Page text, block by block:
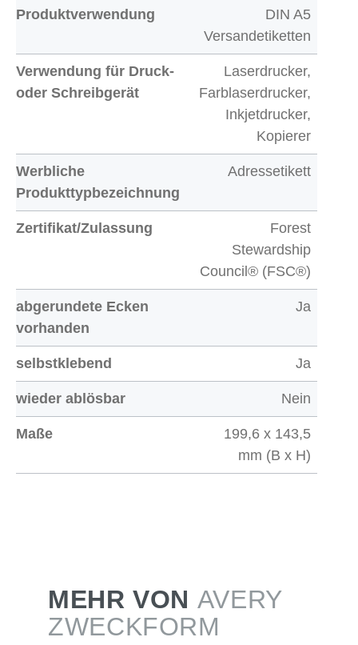
Produktverwendung
DIN A5
Versandetiketten
Verwendung für Druck-
oder Schreibgerät
Laserdrucker,
Farblaserdrucker,
Inkjetdrucker,
Kopierer
Werbliche
Produkttypbezeichnung
Adressetikett
Zertifikat/Zulassung
Forest
Stewardship
Council® (FSC®)
abgerundete Ecken
vorhanden
Ja
selbstklebend Ja
wieder ablösbar Nein
Maße
199,6 x 143,5
mm (B x H)
MEHR VON AVERY
ZWECKFORM